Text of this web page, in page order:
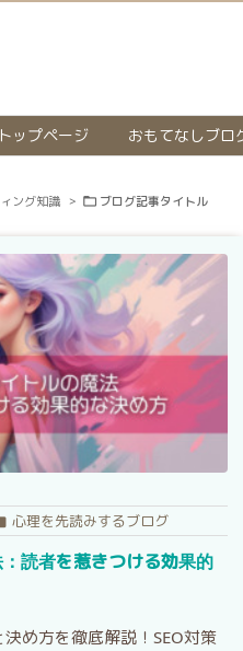
トップページ おもてなしブロ
ング知識 >  ブログ記事タイトル
心理を先読みするブログ
読者を惹きつける効果的
め方を徹底解説！SEO対策